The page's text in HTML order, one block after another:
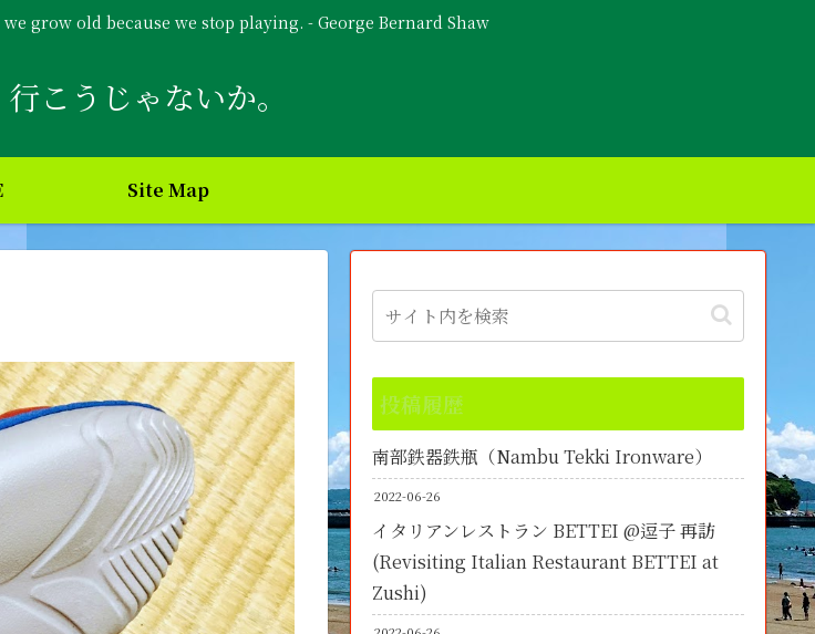
grow old because we stop playing. - George Bernard Shaw
こうじゃないか。
Site Map
投稿履歴
南部鉄器鉄瓶（Nambu Tekki Ironware）
2022-06-26
イタリアンレストラン BETTEI @逗子 再訪
(Revisiting Italian Restaurant BETTEI at
Zushi)